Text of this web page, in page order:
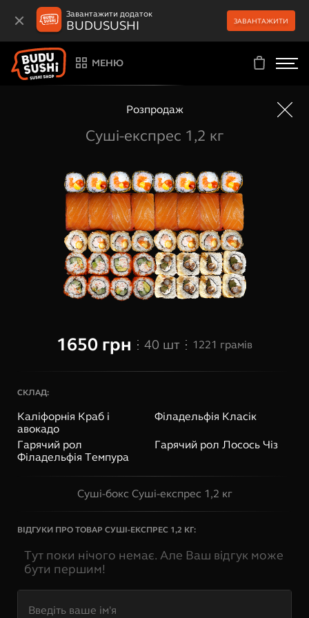
Завантажити додаток
BUDUSUSHI ЗАВАНТАЖИТИ
МЕНЮ
Розпродаж
Суші-експрес 1,2 кг
1650 грн 40 шт 1221 грамів
СКЛАД:
Каліфорнія Краб і
авокадо
Філадельфія Класік
Гарячий рол
Філадельфія Темпура
Гарячий рол Лосось Чіз
Суші-бокс Суші-експрес 1,2 кг
ВІДГУКИ ПРО ТОВАР СУШІ-ЕКСПРЕС 1,2 КГ:
Тут поки нічого немає. Але Ваш відгук може
бути першим!